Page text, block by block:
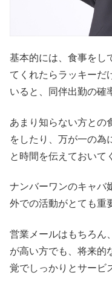
基本的には、食事をし
てくれたらラッキーだ
いると、同伴出勤の確
あまり知らない方との
をしたり、万が一の為
と時間を伝えておいて
ナンバーワンのキャバ
外での活動がとても重
営業メールはもちろん
が高い方でも、将来的
覚でしっかりとサービ